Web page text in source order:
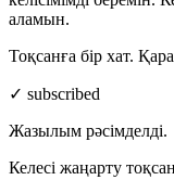
аламын.
Тоқсанға бір хат.
✓ subscribed
Жазылым рәсімделді.
Келесі жаңарту